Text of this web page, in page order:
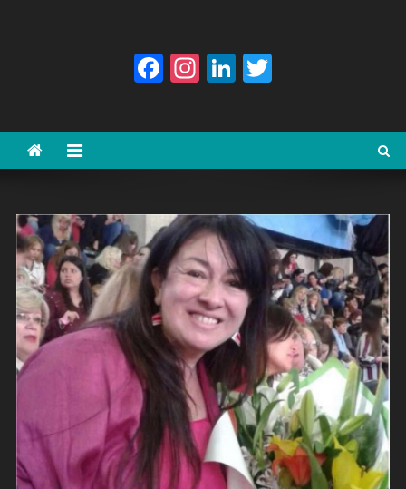
Facebook
Instagram
LinkedIn